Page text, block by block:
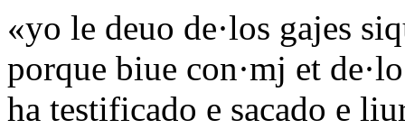
«yo le deuo de·los gajes
porque biue con·mj et
ha testificado e sacado e